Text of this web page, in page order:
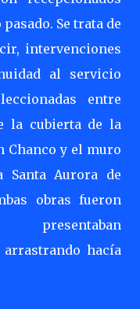
Se trata de
intervenciones
al servicio
entre
la cubierta de la
Chanco y el muro
Santa Aurora de
obras fueron
presentaban
hacía